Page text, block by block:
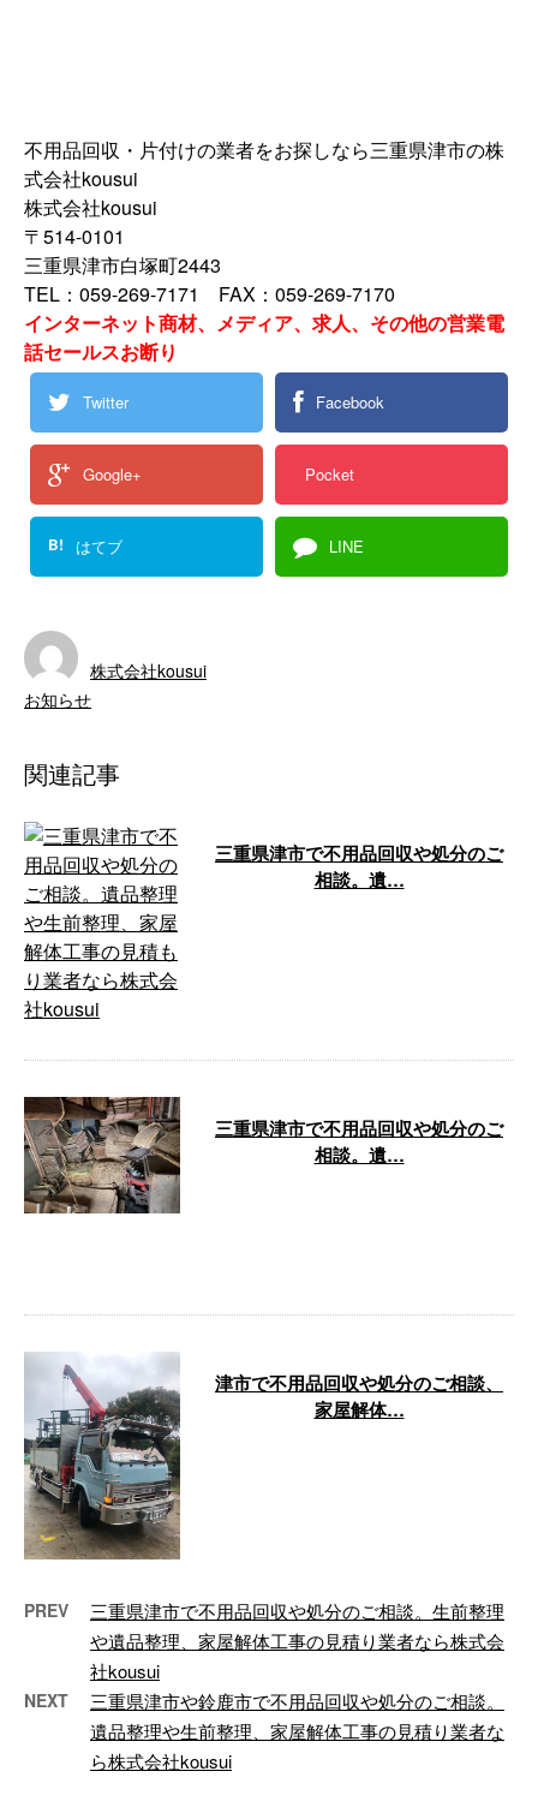
不用品回収・片付けの業者をお探しなら三重県津市の株
式会社kousui
株式会社kousui
〒514-0101
三重県津市白塚町2443
TEL：059-269-7171 FAX：059-269-7170
インターネット商材、メディア、求人、その他の営業電
話セールスお断り
Twitter Facebook
Google+ Pocket
B! はてブ LINE
株式会社kousui
お知らせ
関連記事
三重県津市で不用品回収や処分のご
相談。遺…
三重県津市で不用品回収や処分のご
相談。遺…
津市で不用品回収や処分のご相談、
家屋解体…
PREV
三重県津市で不用品回収や処分のご相談。生前整理
や遺品整理、家屋解体工事の見積り業者なら株式会
社kousui
NEXT
三重県津市や鈴鹿市で不用品回収や処分のご相談。
遺品整理や生前整理、家屋解体工事の見積り業者な
ら株式会社kousui